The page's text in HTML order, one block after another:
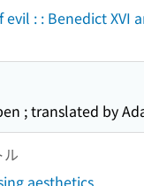
evil : : Benedict XVI
; translated by
ル
aesthetics